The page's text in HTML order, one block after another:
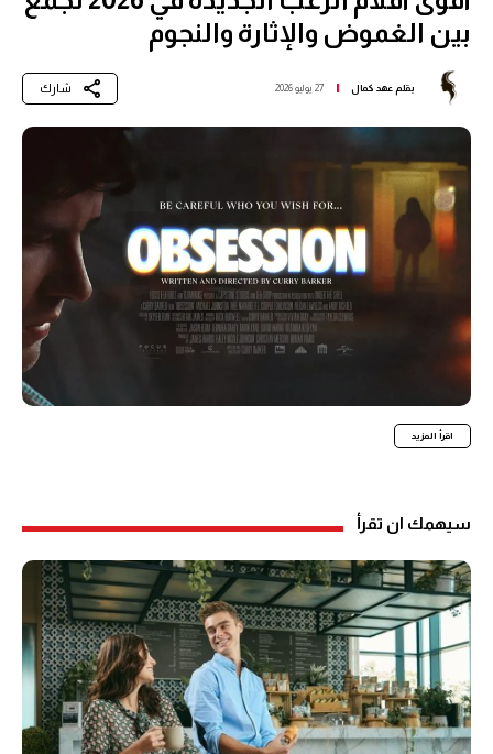
بين الغموض والإثارة والنجوم
بقلم عهد كمال 27 يوليو 2026 شارك
اقرأ المزيد
سيهمك ان تقرأ